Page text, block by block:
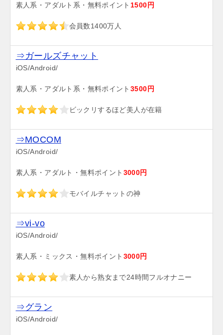
素人系・アダルト系・無料ポイント 1500円
会員数1400万人
⇒ガールズチャット
iOS/Android/
素人系・アダルト系・無料ポイント 3500円
ビックリするほど美人が在籍
⇒MOCOM
iOS/Android/
素人系・アダルト・無料ポイント 3000円
モバイルチャットの神
⇒vi-vo
iOS/Android/
素人系・ミックス・無料ポイント 3000円
素人から熟女まで24時間フルオナニー
⇒グラン
iOS/Android/